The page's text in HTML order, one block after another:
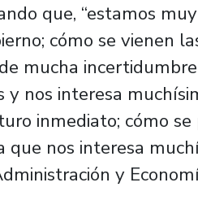
que, “estamos
cómo se vienen
mucha
y nos interesa
inmediato; cómo
que nos interesa
y